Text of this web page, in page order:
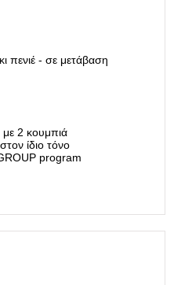
πενιέ - σε μετάβαση
με 2 κουμπιά
ίδιο τόνο
program